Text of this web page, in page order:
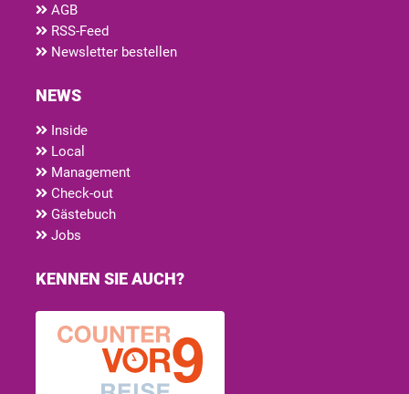
AGB
RSS-Feed
Newsletter bestellen
NEWS
Inside
Local
Management
Check-out
Gästebuch
Jobs
KENNEN SIE AUCH?